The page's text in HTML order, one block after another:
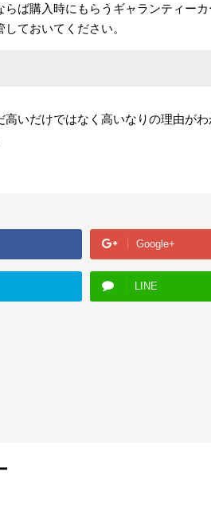
ば購入時にもらうギャランティーカ
ておいてください。
いだけではなく高いなりの理由が
Google+
LINE